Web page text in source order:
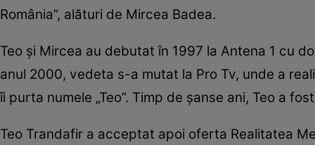
România”, alături de Mircea Badea.
Teo și Mircea au debutat în 1997 la Antena 1 cu
anul 2000, vedeta s-a mutat la Pro Tv, unde a
îi purta numele „Teo”. Timp de șanse ani, Teo a
Teo Trandafir a acceptat apoi oferta Realitatea